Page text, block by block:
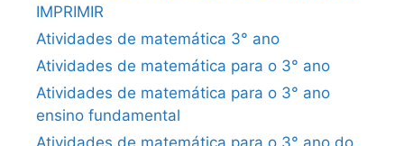
IMPRIMIR
Atividades de matemática 3° ano
Atividades de matemática para o 3° ano
Atividades de matemática para o 3° ano
ensino fundamental